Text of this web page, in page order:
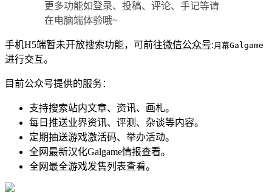
更多功能如登录、投稿、评论、手记等请
在电脑端体验哦~
手机H5端暂未开放搜索功能，可前往微信公众号:月幕Galgame
进行交互。
目前公众号提供的服务：
支持搜索站内文章、资讯、画札。
每日推送业界资讯、评测、杂谈等内容。
定期抽送游戏激活码、举办活动。
全网最新汉化Galgame情报查看。
全网最全游戏发售列表查看。